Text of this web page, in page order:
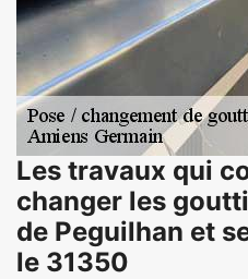
Les travaux qui
changer les
de Peguilhan et
le 31350